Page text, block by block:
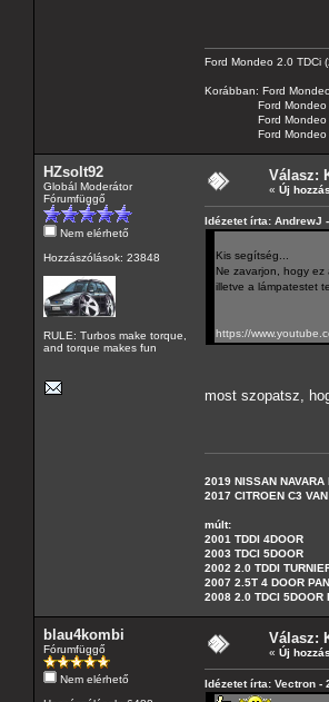
Ford Mondeo 2.0 TDCi
Korábban: Ford
Ford Mondeo 2.0
Ford Mondeo
Ford Mondeo
HZsolt92
Globál Moderátor
Fórumfüggő
Nem elérhető
Hozzászólások: 23848
RULE: Turbos make torque,
and torque makes fun
Válasz:
« Új
Idézetet írta: AndrewJ
Kis segítség...
Ne zavarjon, hogy
illetve a lámpatestet
https://
most szopatsz,
2019 NISSAN NAVARA
2017 CITROEN C3 VAN
múlt:
2001 TDDI 4DOOR
2003 TDCI 5DOOR
2002 2.0 TDDI
2007 2.5T 4 DOOR
2008 2.0 TDCI 5DOOR
blau4kombi
Fórumfüggő
Nem elérhető
Válasz:
« Új
Idézetet írta: Vectron -